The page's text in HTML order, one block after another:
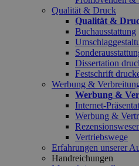
Qualität & Druck
Qualität &
Buchausstattung
Dissertation
Festschrift
Werbung &
Werbung &
Internet-
Werbung &
Vertriebswege
Erfahrungen unserer
Handreichungen